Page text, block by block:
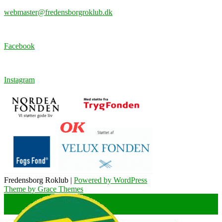
webmaster@fredensborgroklub.dk
Facebook
Instagram
Fredensborg Roklub | Powered by WordPress
Theme by Grace Themes